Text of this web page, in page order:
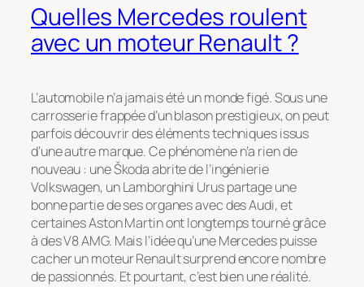
Quelles Mercedes roulent
avec un moteur Renault ?
L’automobile n’a jamais été un monde figé. Sous une
carrosserie frappée d’un blason prestigieux, on peut
parfois découvrir des éléments techniques issus
d’une autre marque. Ce phénomène n’a rien de
nouveau : une Škoda abrite de l’ingénierie
Volkswagen, un Lamborghini Urus partage une
bonne partie de ses organes avec des Audi, et
certaines Aston Martin ont longtemps tourné grâce
à des V8 AMG. Mais l’idée qu’une Mercedes puisse
cacher un moteur Renault surprend encore nombre
de passionnés. Et pourtant, c’est bien une réalité.